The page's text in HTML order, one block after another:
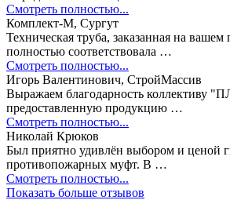
Смотреть полностью...
Комплект-М, Сургут
Техническая труба, заказанная на вашем
полностью соответствовала …
Смотреть полностью...
Игорь Валентинович, СтройМассив
Выражаем благодарность коллективу
предоставленную продукцию …
Смотреть полностью...
Николай Крюков
Был приятно удивлён выбором и ценой
противопожарных муфт. В …
Смотреть полностью...
Показать больше отзывов